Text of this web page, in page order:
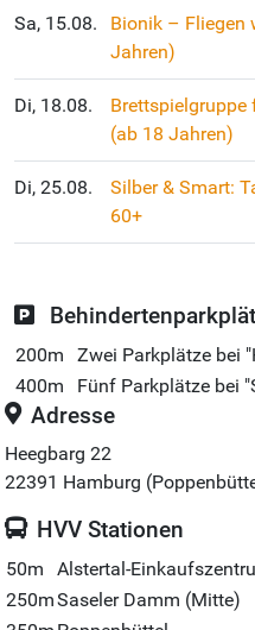
Sa, 15.08.
Bionik – Fliegen
Jahren)
Di, 18.08.
Brettspielgruppe
(ab 18 Jahren)
Di, 25.08.
Silber & Smart:
60+
200m
Zwei Parkplätze bei
400m
Fünf Parkplätze bei
Adresse
Heegbarg 22
22391 Hamburg
HVV Stationen
50m
Alstertal-
250mSaseler Damm (Mitte)